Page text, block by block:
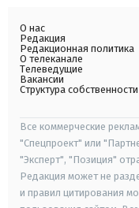
О нас
Редакция
Редакционная политика
О телеканале
Телеведущие
Вакансии
Структура собственности
Все коммерческие
"Спецпроект" или
"Эксперт", "Позиция"
Редакция может не
и правил цитирования